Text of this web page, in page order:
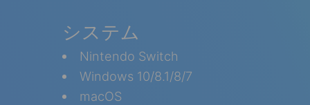
システム
Nintendo Switch
Windows 10/8.1/8/7
macOS